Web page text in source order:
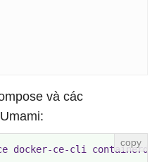
và các
docker-ce-cli